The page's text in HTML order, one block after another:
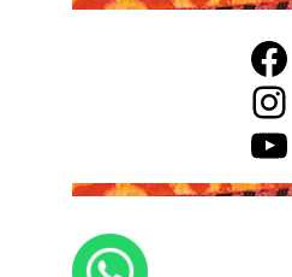
Facebook
Instagram
YouTube